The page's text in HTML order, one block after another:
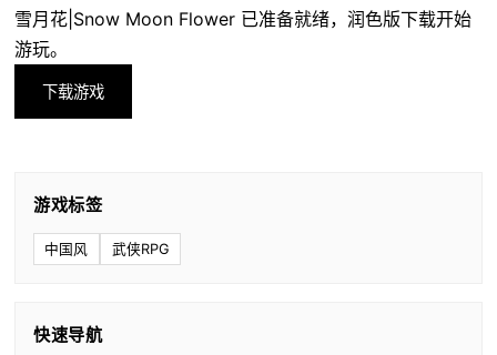
雪月花|Snow Moon Flower 已准备就绪，润色版下载开始
游玩。
下载游戏
游戏标签
中国风 武侠RPG
快速导航